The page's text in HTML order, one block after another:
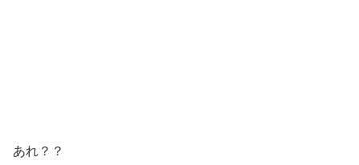
あれ？？